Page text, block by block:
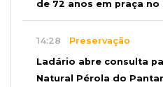
de 72 anos em praça no
14:28 Preservação
Ladário abre consulta
Natural Pérola do